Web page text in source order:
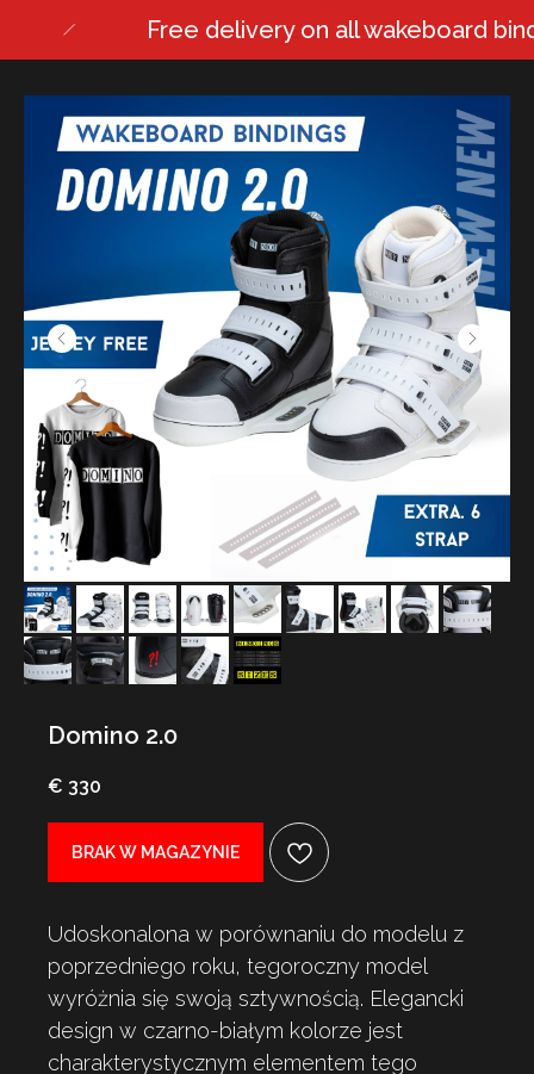
Free delivery on all wakeboard
Domino 2.0
€ 330
BRAK W MAGAZYNIE
Udoskonalona w porównaniu do modelu z
poprzedniego roku, tegoroczny model
wyróżnia się swoją sztywnością. Elegancki
design w czarno-białym kolorze jest
charakterystycznym elementem tego